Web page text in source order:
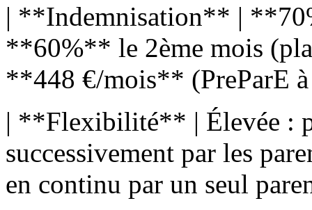
| **Indemnisation** |
**60%** le 2ème mois
**448 €/mois** (PreParE
| **Flexibilité** | Élevée :
successivement par les
en continu par un seul